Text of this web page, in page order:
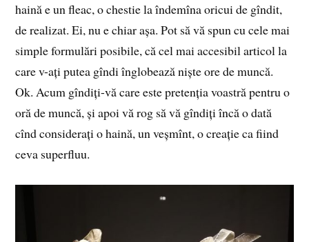
haină e un fleac, o chestie la îndemîna oricui de gîndit,
de realizat. Ei, nu e chiar așa. Pot să vă spun cu cele mai
simple formulări posibile, că cel mai accesibil articol la
care v-ați putea gîndi înglobează niște ore de muncă.
Ok. Acum gîndiți-vă care este pretenția voastră pentru o
oră de muncă, și apoi vă rog să vă gîndiți încă o dată
cînd considerați o haină, un veșmînt, o creație ca fiind
ceva superfluu.